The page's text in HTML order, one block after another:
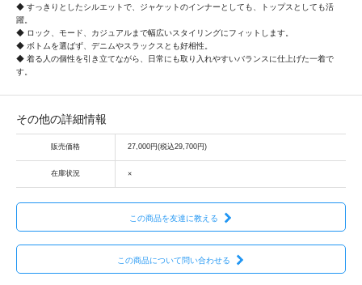
◆ すっきりとしたシルエットで、ジャケットのインナーとしても、トップスとしても活
躍。
◆ ロック、モード、カジュアルまで幅広いスタイリングにフィットします。
◆ ボトムを選ばず、デニムやスラックスとも好相性。
◆ 着る人の個性を引き立てながら、日常にも取り入れやすいバランスに仕上げた一着で
す。
その他の詳細情報
販売価格 27,000円(税込29,700円)
在庫状況 ×
この商品を友達に教える
この商品について問い合わせる